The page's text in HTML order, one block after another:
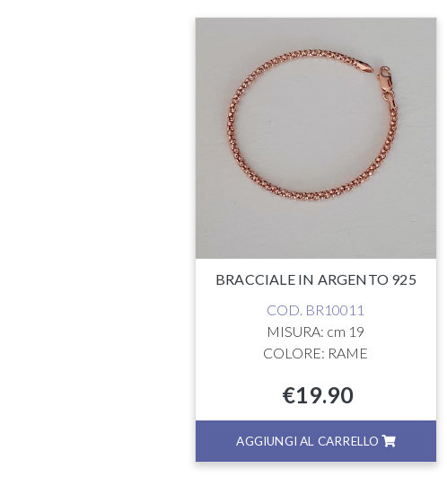
BRACCIALE IN ARGENTO 925
COD. BR10011
MISURA: cm 19
COLORE: RAME
€19.90
AGGIUNGI AL CARRELLO